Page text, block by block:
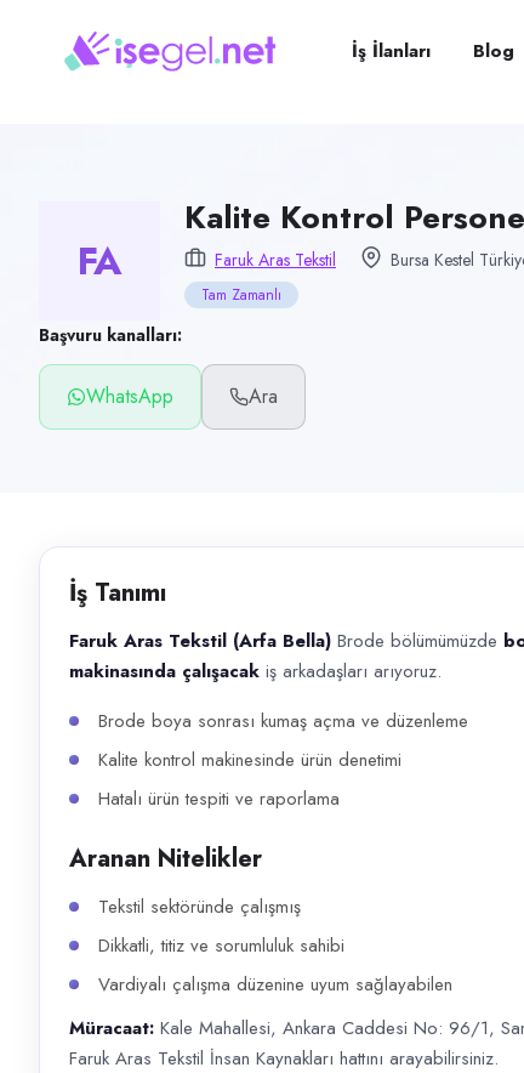
Kalite Kontrol Personeli
Kestel, Bursa
Çalışma şekli
Tam Zamanlı · Ofis
Yayın tarihi
15 Temmuz 2026
Başvuru kanalları
WhatsApp, Telefon
İlan açıklaması
Faruk Aras Tekstil (Arfa Bella) Brode bölümümüzde boya sonrası
İş İlanları Blog
FA
Kalite Kontrol
Faruk Aras Tekstil Bursa Kestel
Tam Zamanlı
Başvuru kanalları:
WhatsApp Ara
İş Tanımı
Faruk Aras Tekstil (Arfa Bella) Brode bölümümüzde
makinasında çalışacak iş arkadaşları arıyoruz.
Brode boya sonrası kumaş açma ve düzenleme
Kalite kontrol makinesinde ürün denetimi
Hatalı ürün tespiti ve raporlama
Aranan Nitelikler
Tekstil sektöründe çalışmış
Dikkatli, titiz ve sorumluluk sahibi
Vardiyalı çalışma düzenine uyum sağlayabilen
Müracaat: Kale Mahallesi, Ankara Caddesi No: 96/1,
Faruk Aras Tekstil İnsan Kaynakları hattını arayabilirsiniz.